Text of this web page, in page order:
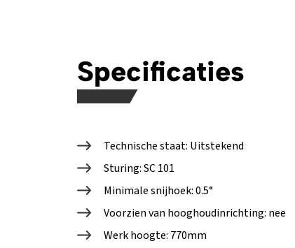
Specificaties
Technische staat: Uitstekend
Sturing: SC 101
Minimale snijhoek: 0.5°
Voorzien van hooghoudinrichting: nee
Werk hoogte: 770mm